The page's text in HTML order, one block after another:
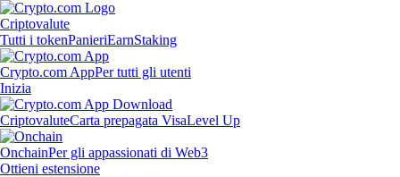
Criptovalute
Tutti i tokenPanieriEarnStaking
Crypto.com AppPer tutti gli utenti
Inizia
CriptovaluteCarta prepagata VisaLevel Up
OnchainPer gli appassionati di Web3
Ottieni estensione